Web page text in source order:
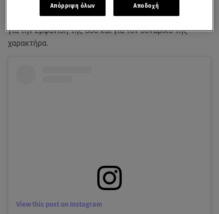
Άννα Χατζήείναι ένα από τα μοντέλα του
Top Model 2που ξεχώρισε μέσα στον διαγωνισμό τόσο
για την εμφάνισή της όσο και για τον δυναμικό της
χαρακτήρα.
View this post on Instagram
Απόρριψη όλων Αποδοχή